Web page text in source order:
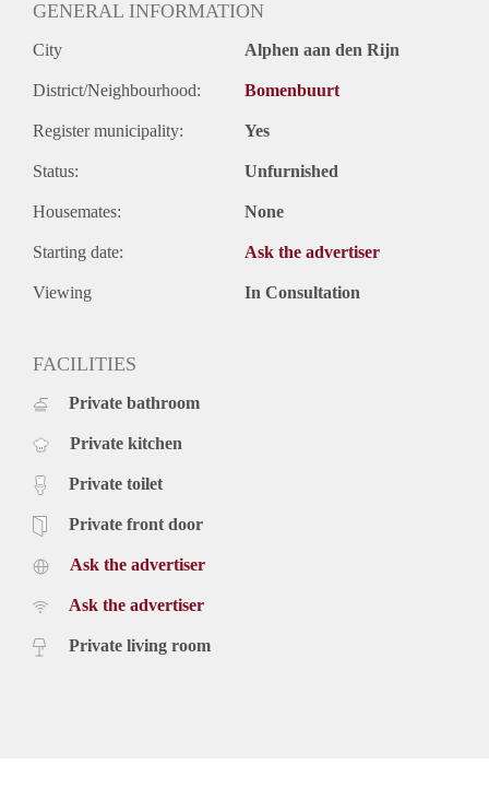
GENERAL INFORMATION
City Alphen aan den Rijn
District/Neighbourhood: Bomenbuurt
Register municipality: Yes
Status: Unfurnished
Housemates: None
Starting date: Ask the advertiser
Viewing In Consultation
FACILITIES
Private bathroom
Private kitchen
Private toilet
Private front door
Ask the advertiser
Ask the advertiser
Private living room